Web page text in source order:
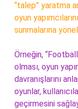
“talep” yaratma
oyun
sunmalarına
Örneğin,
olması, oyun
davranışlarını
oyunlar,
geçirmesini